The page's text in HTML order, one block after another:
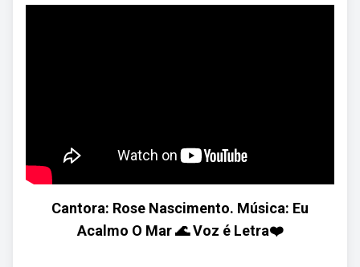
Cantora: Rose Nascimento. Música: Eu
Acalmo O Mar 🌊 Voz é Letra❤️